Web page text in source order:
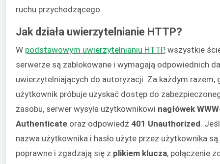
ruchu przychodzącego.
Jak działa uwierzytelnianie HTTP?
W podstawowym uwierzytelnianiu HTTP, wszystkie
serwerze są zablokowane i wymagają odpowiednich
uwierzytelniających do autoryzacji. Za każdym razem,
użytkownik próbuje uzyskać dostęp do
zasobu, serwer wysyła użytkownikowi nagłówek
Authenticate oraz odpowiedź 401 Unauthorized.
nazwa użytkownika i hasło użyte przez użytkownika są
poprawne i zgadzają się z plikiem klucza, połączenie